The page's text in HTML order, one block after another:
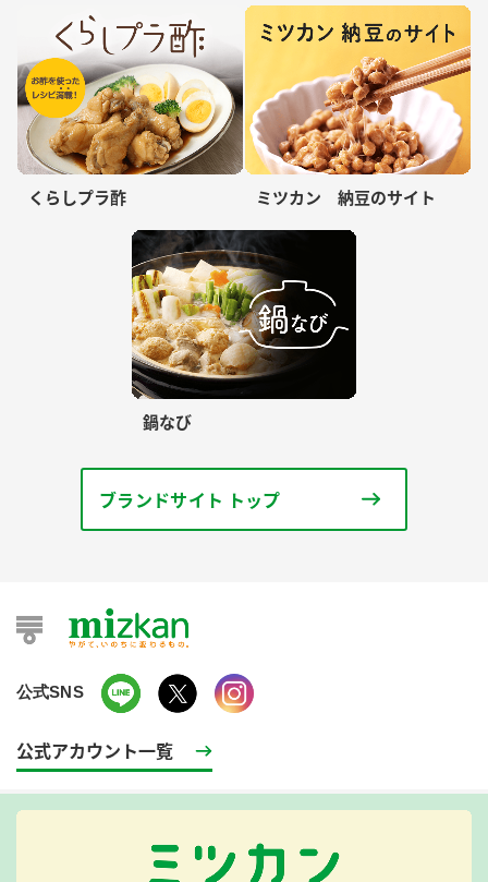
くらしプラ酢 ミツカン 納豆のサイト
鍋なび
ブランドサイト トップ
公式SNS
公式アカウント一覧